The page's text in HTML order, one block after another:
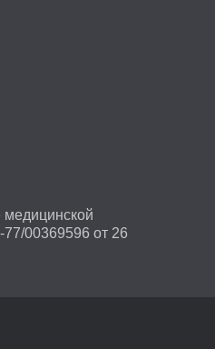
00369596 от 26